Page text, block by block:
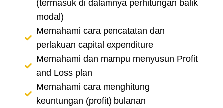
(termasuk di dalamnya perhitungan balik
modal)
Memahami cara pencatatan dan
perlakuan capital expenditure
Memahami dan mampu menyusun Profit
and Loss plan
Memahami cara menghitung
keuntungan (profit) bulanan